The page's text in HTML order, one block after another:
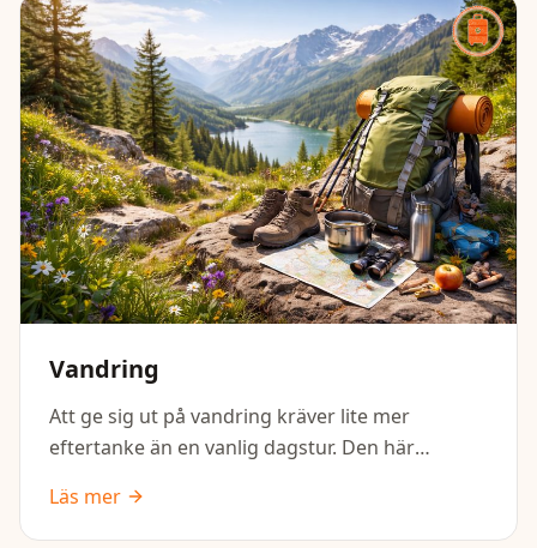
Vandring
Att ge sig ut på vandring kräver lite mer
eftertanke än en vanlig dagstur. Den här
för en trygg och bekväm vandring – oavsett om
det är en kort tur eller flera dagar ute i naturen.
Läs mer